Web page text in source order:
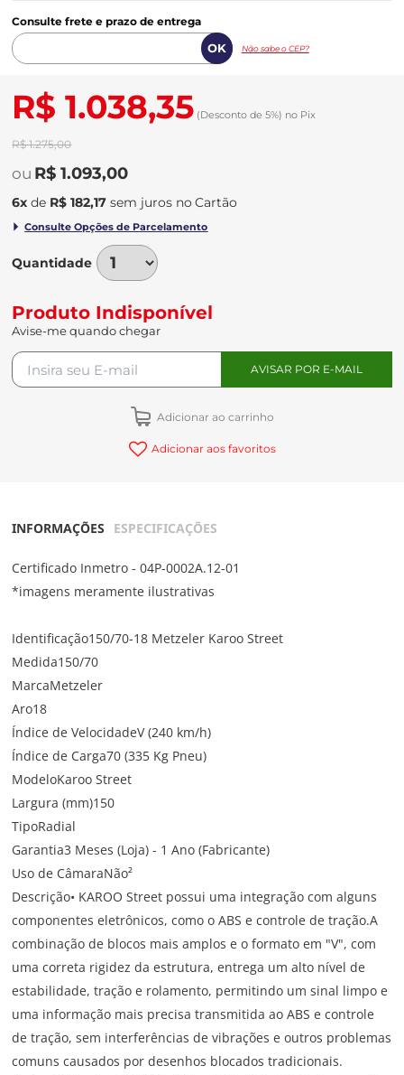
Consulte frete e prazo de entrega
Não sabe o CEP?
R$ 1.038,35 (Desconto de 5%) no Pix
R$ 1.275,00
R$ 1.093,00
6x de R$ 182,17 sem juros no
Quantidade
Produto Indisponível
Avise-me quando chegar
Adicionar ao carrinho
Adicionar aos favoritos
INFORMAÇÕES ESPECIFICAÇÕES
Certificado Inmetro - 04P-0002A.12-01
*imagens meramente ilustrativas
Identificação150/70-18 Metzeler Karoo Street
Medida150/70
MarcaMetzeler
Aro18
Índice de VelocidadeV (240 km/h)
Índice de Carga70 (335 Kg Pneu)
ModeloKaroo Street
Largura (mm)150
TipoRadial
Garantia3 Meses (Loja) - 1 Ano (Fabricante)
Uso de CâmaraNão²
Descrição• KAROO Street possui uma integração com alguns
componentes eletrônicos, como o ABS e controle de tração.A
combinação de blocos mais amplos e o formato em "V", com
uma correta rigidez da estrutura, entrega um alto nível de
estabilidade, tração e rolamento, permitindo um sinal limpo e
uma informação mais precisa transmitida ao ABS e controle
de tração, sem interferências de vibrações e outros problemas
comuns causados por desenhos blocados tradicionais.